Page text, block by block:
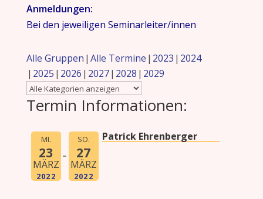
Anmeldungen:
Bei den jeweiligen Seminarleiter/innen
Alle Gruppen Alle Termine 2023 2024
2025 2026 2027 2028 2029
Termin Informationen:
MI.
23
MÄRZ
2022
SO.
27
MÄRZ
2022
Patrick Ehrenberger